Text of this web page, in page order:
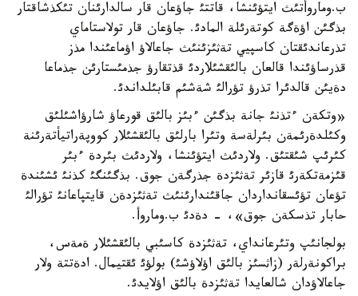
ب.وماروأتئث ايتؤئنشا، قاتتئ جاؤعان قار سالدارئنان تئكذشاقتار
بذگئن اؤةگة كوتةرئلة المادئ. جاؤعان قار تولاستاماي
تذرعاندئقتان كاسپيي تةثئزئنئث جاعالاؤ اؤماعئندا مذز
قذرساؤئندا قالعان بالئقشئلاردئ قذتقارؤ جذمئستارئن جذماعا
دةيئن قالدئرا تذرؤ تؤرالئ شةشئم قابئلداندئ.
«وتكةن ءتذنئ جانة بذگئن ءبئز بالئق قورعاؤ شارؤاشئلئق
وكئلدةرئمةن بئرلةسة وتئرا بارلئق بالئقشئلار كووپةراتيأتةرئنة
كئرئپ شئقتئق. ولاردئث ايتؤئنشا، ولاردئث بئردة ءبئر
قئزمةتكةرئ قازئر تةثئزدة جذرگةن جوق. بذگئنگئ كذنئ ئشئندة
تؤعان تؤئسقانداردان جاقئندارئنئث تةثئزدةن قايتپاعانئ تؤرالئ
حابار تذسكةن جوق»، - دةدئ ب.وماروأ.
بولجانئپ وتئرعانداي، تةثئزدة كاسئبي بالئقشئلار ةمةس،
براكونةرلةر (زاثسئز بالئق اؤلاؤشئ) بولؤئ ئقتيمال. ادةتتة ولار
جاعالاؤدان شالعايدا تةثئزدة بالئق اؤلايدئ.